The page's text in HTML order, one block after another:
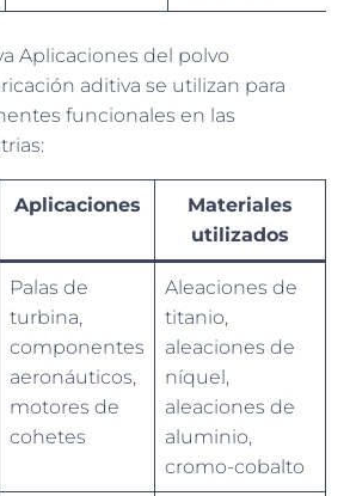
Aplicaciones del polvo
aditiva se utilizan para
funcionales en las
Aplicaciones
Materiales
utilizados
Palas de
turbina,
componentes
aeronáuticos,
motores de
cohetes
Aleaciones de
titanio,
aleaciones de
níquel,
aleaciones de
aluminio,
cromo-cobalto